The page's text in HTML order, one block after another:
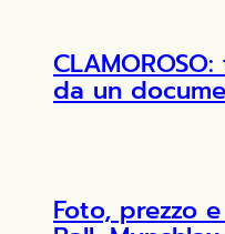
da un
Foto, prezzo